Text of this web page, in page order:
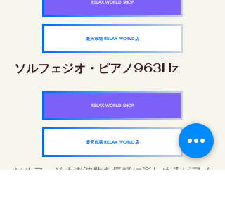
RELAX WORLD SHOP
楽天市場 RELAX WORLD店
ソルフェジオ・ピアノ963Hz
RELAX WORLD SHOP
楽天市場 RELAX WORLD店
ソルフェジオ周波数を気軽に楽しめるピアノ